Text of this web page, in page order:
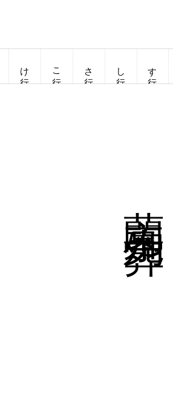
け行 こ行 さ行 し行 す行